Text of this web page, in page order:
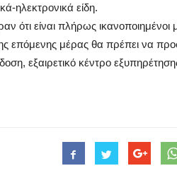
ηλεκτρονικά είδη.
ότι είναι πλήρως ικανοποιημένοι
επόμενης μέρας θα πρέπει να
εξαιρετικό κέντρο